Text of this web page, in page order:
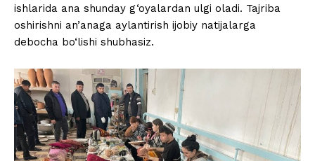
ishlarida ana shunday g‘oyalardan ulgi oladi. Tajriba
oshirishni an’anaga aylantirish ijobiy natijalarga
debocha bo‘lishi shubhasiz.